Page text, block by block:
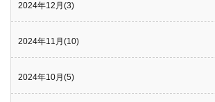
2024年12月(3)
2024年11月(10)
2024年10月(5)